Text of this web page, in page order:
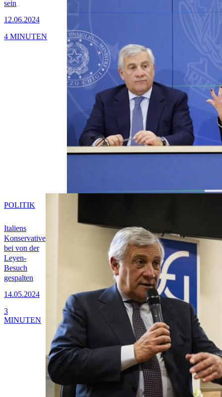
sein
12.06.2024
4 MINUTEN
Italiens
Konservative
bei von der
Leyen-
Besuch
gespalten
14.05.2024
POLITIK
3
MINUTEN